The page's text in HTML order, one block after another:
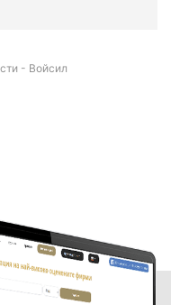
- Войсил